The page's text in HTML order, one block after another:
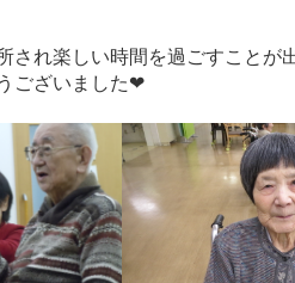
され楽しい時間を過ごすことが
ございました❤